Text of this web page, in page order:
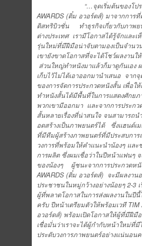
“…จุดเริ่มต้นของโป
AWARDS (ติ๋ม อวอร์ดส์) มาจากการ
ดิสทริบิวชั่น ทำธุรกิจเกี่ยวกับภาพย
ต่างประเทศ เรามีโอกาสได้รู้จักและ
รุ่นใหม่ที่มีฝีมือน่าจับตามองเป็นจำน
เขายังขาดโอกาสที่จะได้โชว์ผลงานใ
ส่วนใหญ่ทำหนังมาแล้วก็มาดูกันเอง
เก็บไว้ไม่ได้เอาออกมานำเสนอ จาก
ของการจัดการประกวดหนังสั้น เพื่อใ
ทำหนังสั้นได้มีพื้นที่ในการแสดงศักย
พวกเขามีออกมา และจากการประก
สั้นหลายเรื่องที่น่าสนใจ จนสามารถ
อดสร้างเป็นภาพยนตร์ได้ ซึ่งแฮนด์เม
ที่มีทีมผู้สร้างภาพยนตร์ที่มีประสบกา
วงการที่พร้อมให้คำแนะนำน้องๆ และ
การผลิต ซึ่งผมเชื่อว่าในปีหน้าแฟนๆ
ของน้องๆ ผู้ชนะจากการประกวดหนั
AWARDS (ติ๋ม อวอร์ดส์) จะมีผลงาน
ประชาชนในหมู่กว้างอย่างน้อยๆ 2-3
ผู้ที่พลาดโอกาสในการส่งผลงานในปีนี้
ครับ ปีหน้าเตรียมตัวให้พร้อมเวที TIM
อวอร์ดส์) พร้อมเปิดโอกาสให้ผู้ที่มีฝีมื
เชื่อมั่นว่าเราจะได้ผู้กำกับหน้าใหม่ที่มี
ประดับวงการภาพยนตร์อย่างแน่นอน